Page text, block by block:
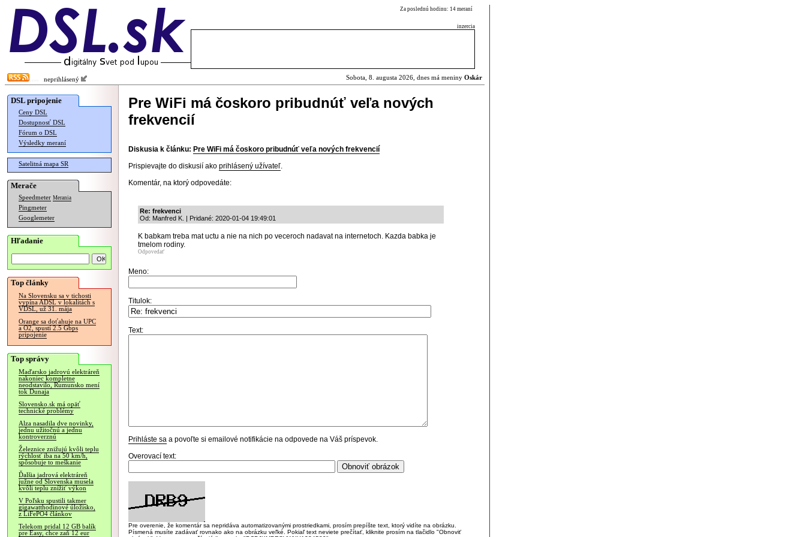
Za poslednú hodinu: 14 meraní
inzercia
neprihlásený Sobota, 8. augusta 2026, dnes má meniny Oskár
DSL pripojenie
Ceny DSL
Dostupnosť DSL
Fórum o DSL
Výsledky meraní
Satelitná mapa SR
Merače
Speedmeter Merania
Pingmeter
Googlemeter
Hľadanie
Top články
Na Slovensku sa v tichosti
vypína ADSL v lokalitách s
VDSL, už 31. mája
Orange sa doťahuje na UPC
a O2, spustí 2.5 Gbps
pripojenie
Top správy
Maďarsko jadrovú elektráreň
nakoniec kompletne
neodstavilo, Rumunsko mení
tok Dunaja
Slovensko.sk má opäť
technické problémy
Alza nasadila dve novinky,
jednu užitočnú a jednu
kontroverznú
Železnice znižujú kvôli teplu
rýchlosť iba na 50 km/h,
spôsobuje to meškanie
Ďalšia jadrová elektráreň
južne od Slovenska musela
kvôli teplu znížiť výkon
V Poľsku spustili takmer
gigawatthodinové úložisko,
z LiFePO4 článkov
Telekom pridal 12 GB balík
pre Easy, chce zaň 12 eur
Pre WiFi má čoskoro pribudnúť veľa nových
frekvencií
Diskusia k článku: Pre WiFi má čoskoro pribudnúť veľa nových frekvencií
Prispievajte do diskusií ako prihlásený užívateľ.
Komentár, na ktorý odpovedáte:
Re: frekvenci
Od: Manfred K. | Pridané: 2020-01-04 19:49:01
K babkam treba mat uctu a nie na nich po veceroch nadavat na internetoch. Kazda babka je
tmelom rodiny.
Odpovedať
Meno:
Titulok:
Text:
Prihláste sa a povoľte si emailové notifikácie na odpovede na Váš príspevok.
Overovací text:
Pre overenie, že komentár sa nepridáva automatizovanými prostriedkami, prosím prepíšte text, ktorý vidíte na obrázku.
Písmená musíte zadávať rovnako ako na obrázku veľké. Pokiaľ text neviete prečítať, kliknite prosím na tlačidlo "Obnoviť